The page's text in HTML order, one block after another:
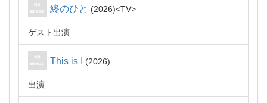
終のひと 2026 TV
ゲスト出演
This is I 2026
出演